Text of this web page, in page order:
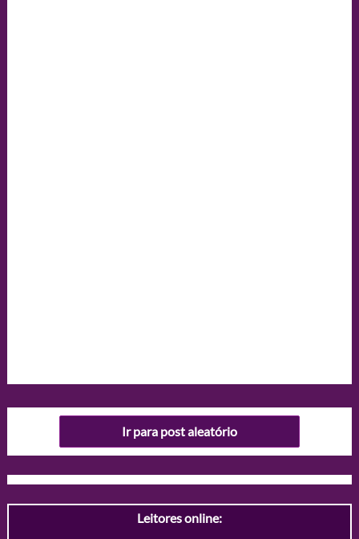
Ir para post aleatório
Leitores online: